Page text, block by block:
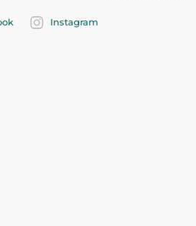
Instagram